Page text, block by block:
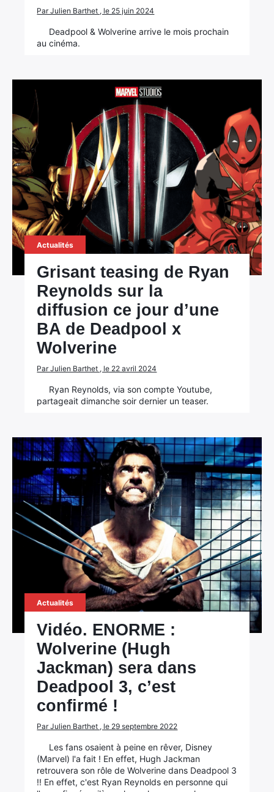
Par Julien Barthet , le 25 juin 2024
Deadpool & Wolverine arrive le mois prochain
au cinéma.
Actualités
Grisant teasing de Ryan
Reynolds sur la
diffusion ce jour d’une
BA de Deadpool x
Wolverine
Par Julien Barthet , le 22 avril 2024
Ryan Reynolds, via son compte Youtube,
partageait dimanche soir dernier un teaser.
Actualités
Vidéo. ENORME :
Wolverine (Hugh
Jackman) sera dans
Deadpool 3, c’est
confirmé !
Par Julien Barthet , le 29 septembre 2022
Les fans osaient à peine en rêver, Disney
(Marvel) l'a fait ! En effet, Hugh Jackman
retrouvera son rôle de Wolverine dans Deadpool 3
!! En effet, c'est Ryan Reynolds en personne qui
×
Rechercher